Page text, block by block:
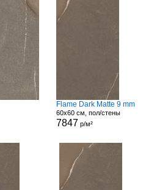
Flame Dark Matte 9 mm
60x60 см, пол/стены
7847 р/м²